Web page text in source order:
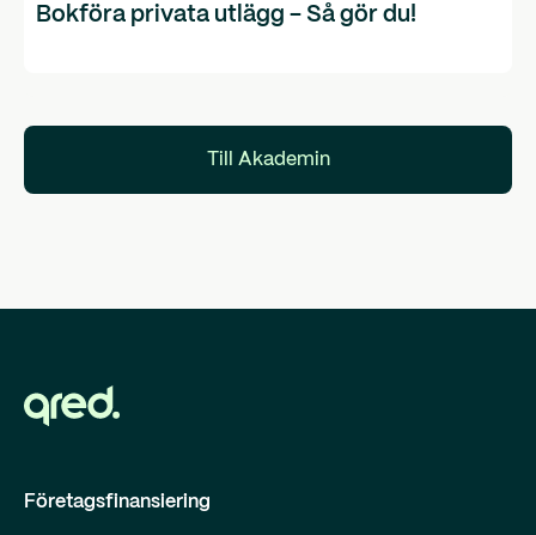
Bokföra privata utlägg - Så gör du!
Till Akademin
Företagsfinansiering